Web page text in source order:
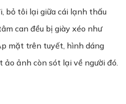
bỏ tôi lại giữa cái lạnh thấu
can đều bị giày xéo như
mặt trên tuyết, hình dáng
ảo ảnh còn sót lại về người đó.